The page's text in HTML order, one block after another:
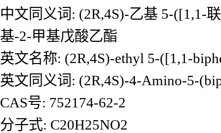
中文同义词: (2R,4S)-乙基 5-([1,1-
基-2-甲基戊酸乙酯
英文名称: (2R,4S)-ethyl 5-([1,1-
英文同义词: (2R,4S)-4-Amino-5-
CAS号: 752174-62-2
分子式: C20H25NO2